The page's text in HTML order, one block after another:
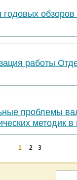
обзоров
работы
проблемы
методик в
1 2 3